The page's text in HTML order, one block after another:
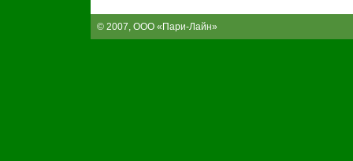
© 2007, ООО «Пари-Лайн»